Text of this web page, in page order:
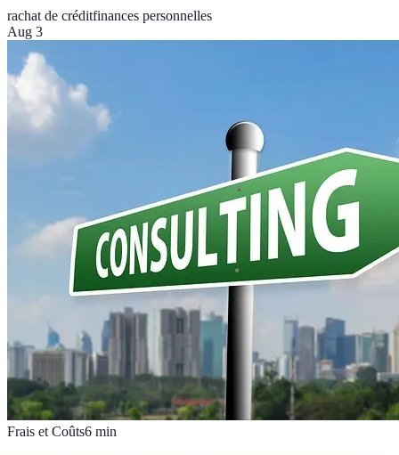
rachat de créditfinances personnelles
Aug 3
Frais et Coûts6 min